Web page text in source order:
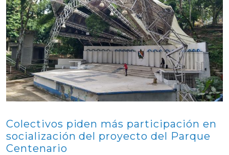
Colectivos piden más participación en
socialización del proyecto del Parque
Centenario